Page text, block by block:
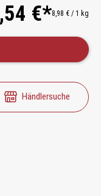
€*8,98 € / 1 kg
Händlersuche